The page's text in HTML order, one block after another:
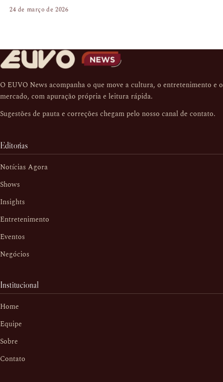
24 de março de 2026
O EUVO News acompanha o que move a cultura, o entretenimento e o
mercado, com apuração própria e leitura rápida.
Sugestões de pauta e correções chegam pelo nosso canal de contato.
Editorias
Notícias Agora
Shows
Insights
Entretenimento
Eventos
Negócios
Institucional
Home
Equipe
Sobre
Contato